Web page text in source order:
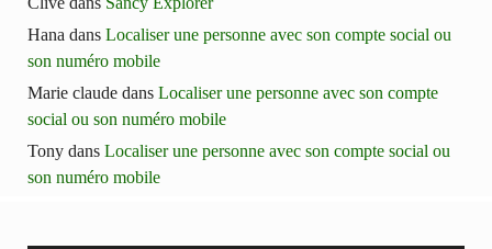
Hana dans Localiser une personne avec son compte social ou
son numéro mobile
Marie claude dans Localiser une personne avec son compte
social ou son numéro mobile
Tony dans Localiser une personne avec son compte social ou
son numéro mobile